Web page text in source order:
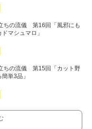
ちの流儀 第16回「風邪にも
マシュマロ」
ちの流儀 第15回「カット野
単3品」